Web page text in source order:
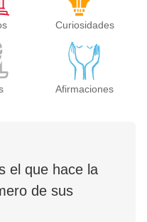
Curiosidades
Afirmaciones
el que hace la
de sus